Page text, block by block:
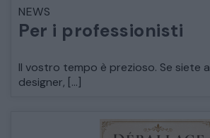
COMÒ E
NEWS
Per i professionisti
Il vostro tempo è prezioso. Se siete
designer, […]